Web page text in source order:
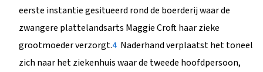
eerste instantie gesitueerd rond de boerderij waar de
zwangere plattelandsarts Maggie Croft haar zieke
grootmoeder verzorgt.4 Naderhand verplaatst het toneel
zich naar het ziekenhuis waar de tweede hoofdpersoon,